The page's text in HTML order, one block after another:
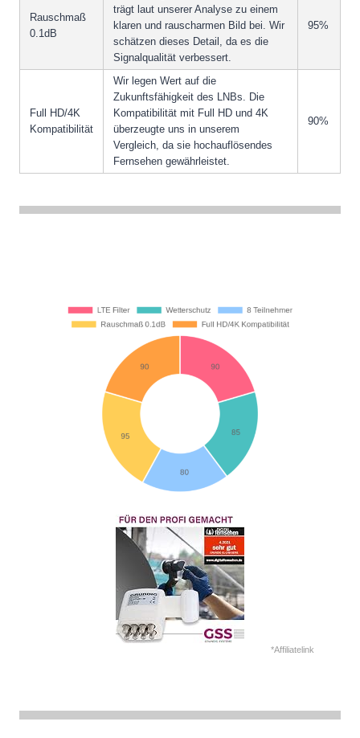
Rauschmaß
0.1dB
trägt laut unserer Analyse zu einem
klaren und rauscharmen Bild bei. Wir
schätzen dieses Detail, da es die
Signalqualität verbessert.
95%
Full HD/4K
Kompatibilität
Wir legen Wert auf die
Zukunftsfähigkeit des LNBs. Die
Kompatibilität mit Full HD und 4K
überzeugte uns in unserem
Vergleich, da sie hochauflösendes
Fernsehen gewährleistet.
90%
*Affiliatelink